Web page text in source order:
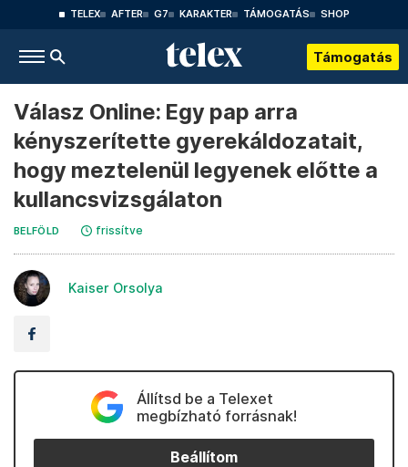
TELEX AFTER G7 KARAKTER TÁMOGATÁS SHOP
Támogatás
Válasz Online: Egy pap arra
kényszerítette gyerekáldozatait,
hogy meztelenül legyenek előtte a
kullancsvizsgálaton
BELFÖLD frissítve
Kaiser Orsolya
Állítsd be a Telexet
megbízható forrásnak!
Beállítom